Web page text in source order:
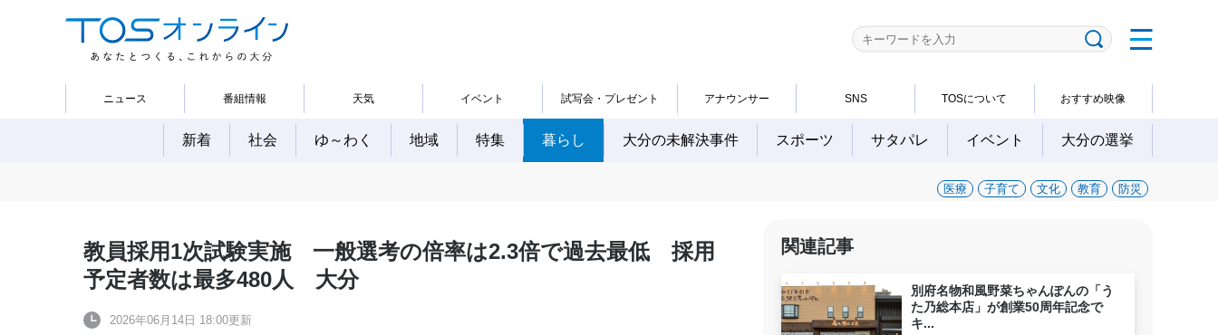
ニュース 番組情報 天気 イベント 試写会・プレゼント アナウンサー SNS TOSについて おすすめ映像
新着 社会 ゆ～わく 地域 特集 暮らし 大分の未解決事件 スポーツ サタパレ イベント 大分の選挙
医療 子育て 文化 教育 防災
教員採用1次試験実施 一般選考の倍率は2.3倍で過去最低 採用
予定者数は最多480人 大分
2026年06月14日 18:00更新
関連記事
別府名物和風野菜ちゃんぽんの「う
た乃総本店」が創業50周年記念で
キ...